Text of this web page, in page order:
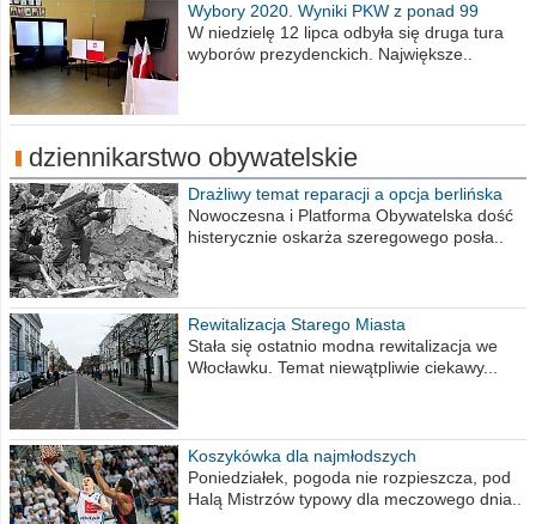
Wybory 2020. Wyniki PKW z ponad 99
procent obwodów
W niedzielę 12 lipca odbyła się druga tura
wyborów prezydenckich. Największe..
dziennikarstwo obywatelskie
Drażliwy temat reparacji a opcja berlińska
Nowoczesna i Platforma Obywatelska dość
histerycznie oskarża szeregowego posła..
Rewitalizacja Starego Miasta
Stała się ostatnio modna rewitalizacja we
Włocławku. Temat niewątpliwie ciekawy...
Koszykówka dla najmłodszych
Poniedziałek, pogoda nie rozpieszcza, pod
Halą Mistrzów typowy dla meczowego dnia..